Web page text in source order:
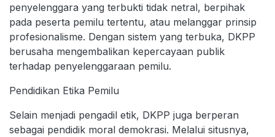
penyelenggara yang terbukti tidak netral, berpihak
pada peserta pemilu tertentu, atau melanggar prinsip
profesionalisme. Dengan sistem yang terbuka, DKPP
berusaha mengembalikan kepercayaan publik
terhadap penyelenggaraan pemilu.
Pendidikan Etika Pemilu
Selain menjadi pengadil etik, DKPP juga berperan
sebagai pendidik moral demokrasi. Melalui situsnya,